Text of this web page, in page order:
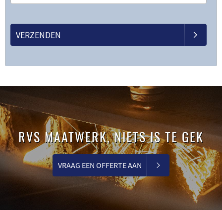
VERZENDEN
RVS MAATWERK, NIETS IS TE GEK
VRAAG EEN OFFERTE AAN